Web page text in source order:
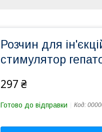
Розчин для
стимулятор
297 ₴
Готово до відправки Код: